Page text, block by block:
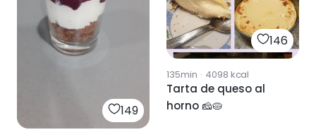
149
146
135min · 4098 kcal
Tarta de queso al
horno 🧀🥧